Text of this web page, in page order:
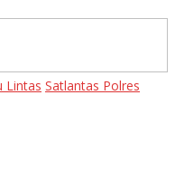
Lintas Satlantas Polres